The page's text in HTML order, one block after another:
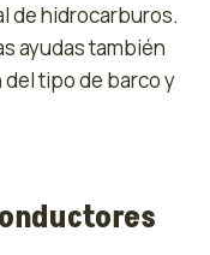
de hidrocarburos.
ayudas también
tipo de barco y